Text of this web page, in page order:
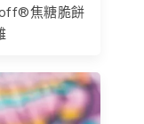
焦糖脆餅